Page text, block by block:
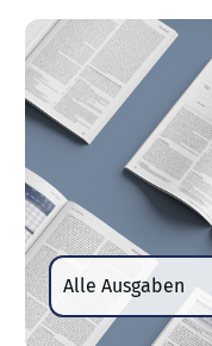
Alle Ausgaben